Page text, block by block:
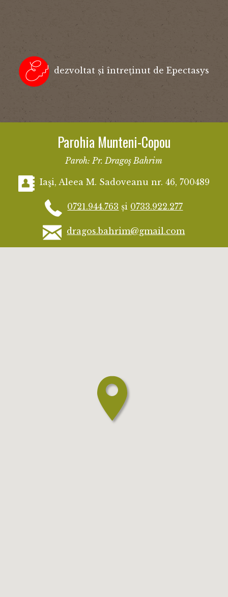
dezvoltat și întreținut de Epectasys
Parohia Munteni-Copou
Paroh: Pr. Dragoş Bahrim
Iaşi, Aleea M. Sadoveanu nr. 46, 700489
0721.944.763 și 0733.922.277
dragos.bahrim@gmail.com